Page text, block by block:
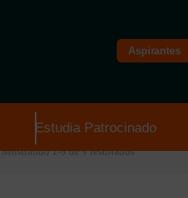
Aspirantes
Estudia Patrocinado
Inicio
Mostrando 1-9 de 9 resultados